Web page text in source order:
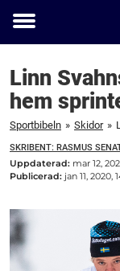
Toggle
Linn
hem
Sportbibeln » Skidor »
SKRIBENT: RASMUS
Uppdaterad: mar 12,
Publicerad: jan 11, 2020,